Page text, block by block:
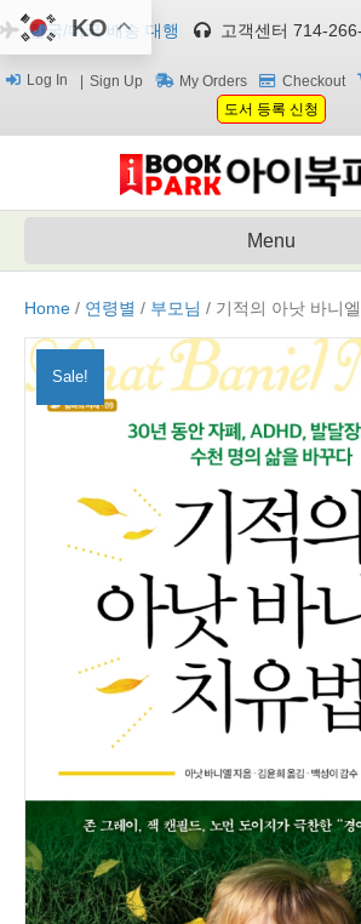
한국/미국 배송 대행 고객센터 714-
Log In Sign Up My Orders Checkout
도서 등록 신청
Menu
Home / 연령별 / 부모님 / 기적의 아낫 바니
Sale!
KO